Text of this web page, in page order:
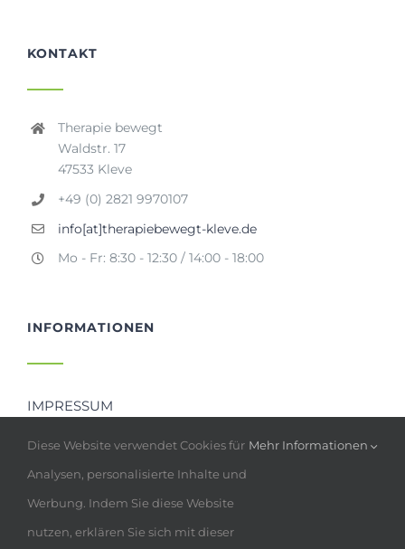
KONTAKT
Therapie bewegt
Waldstr. 17
47533 Kleve
+49 (0) 2821 9970107
info[at]therapiebewegt-kleve.de
Mo - Fr: 8:30 - 12:30 / 14:00 - 18:00
INFORMATIONEN
IMPRESSUM
Diese Website verwendet Cookies für
Analysen, personalisierte Inhalte und
Werbung. Indem Sie diese Website
nutzen, erklären Sie sich mit dieser
Mehr Informationen